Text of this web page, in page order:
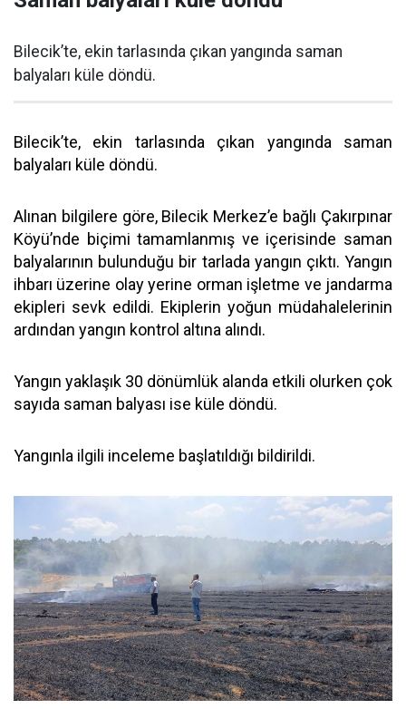
Bilecik’te, ekin tarlasında çıkan yangında saman
balyaları küle döndü.
Bilecik’te, ekin tarlasında çıkan yangında saman
balyaları küle döndü.
Alınan bilgilere göre, Bilecik Merkez’e bağlı Çakırpınar
Köyü’nde biçimi tamamlanmış ve içerisinde saman
balyalarının bulunduğu bir tarlada yangın çıktı. Yangın
ihbarı üzerine olay yerine orman işletme ve jandarma
ekipleri sevk edildi. Ekiplerin yoğun müdahalelerinin
ardından yangın kontrol altına alındı.
Yangın yaklaşık 30 dönümlük alanda etkili olurken çok
sayıda saman balyası ise küle döndü.
Yangınla ilgili inceleme başlatıldığı bildirildi.